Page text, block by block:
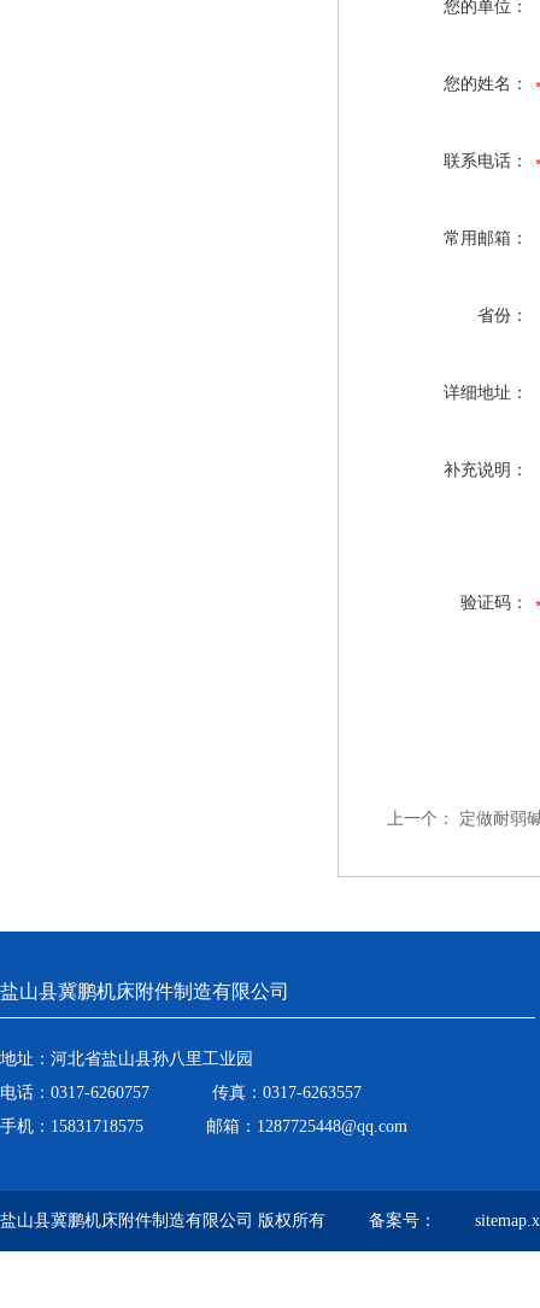
您的单位：
您的姓名：
联系电话：
常用邮箱：
省份：
详细地址：
补充说明：
验证码：
上一个： 定做耐弱
盐山县冀鹏机床附件制造有限公司
地址：河北省盐山县孙八里工业园
电话：0317-6260757 传真：0317-6263557
手机：15831718575 邮箱：1287725448@qq.com
盐山县冀鹏机床附件制造有限公司 版权所有 备案号：